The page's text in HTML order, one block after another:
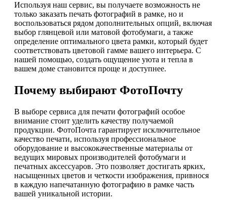
Используя наш сервис, вы получаете возможность не
только заказать печать фотографий в рамке, но и
воспользоваться рядом дополнительных опций, включая
выбор глянцевой или матовой фотобумаги, а также
определение оптимального цвета рамки, который будет
соответствовать цветовой гамме вашего интерьера. С
нашей помощью, создать ощущение уюта и тепла в
вашем доме становится проще и доступнее.
Почему выбирают ФотоПочту
В выборе сервиса для печати фотографий особое
внимание стоит уделить качеству получаемой
продукции. ФотоПочта гарантирует исключительное
качество печати, используя профессиональное
оборудование и высококачественные материалы от
ведущих мировых производителей фотобумаги и
печатных аксессуаров. Это позволяет достигать ярких,
насыщенных цветов и четкости изображения, привнося
в каждую напечатанную фотографию в рамке часть
вашей уникальной истории.